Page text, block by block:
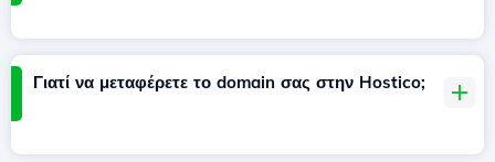
Γιατί να μεταφέρετε το domain σας στην Hostico;